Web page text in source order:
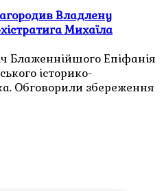
Владлену
Михаїла
Блаженнійшого Епіфанія
історико-
Обговорили збереження